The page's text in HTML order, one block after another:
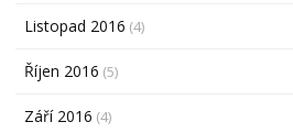
Listopad 2016 (4)
Říjen 2016 (5)
Září 2016 (4)